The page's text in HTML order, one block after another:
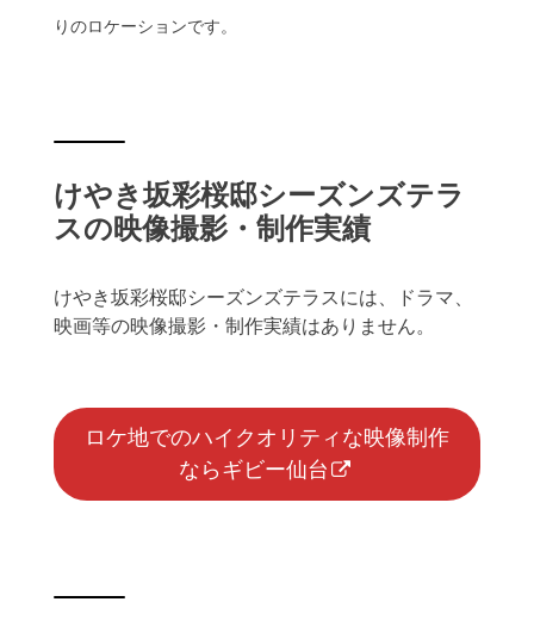
りのロケーションです。
けやき坂彩桜邸シーズンズテラ
スの映像撮影・制作実績
けやき坂彩桜邸シーズンズテラスには、ドラマ、
映画等の映像撮影・制作実績はありません。
ロケ地でのハイクオリティな映像制作
ならギビー仙台